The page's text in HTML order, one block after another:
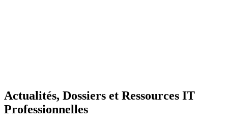
Actualités, Dossiers et Ressources IT
Professionnelles